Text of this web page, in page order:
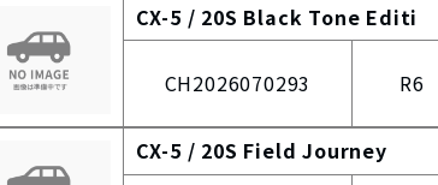
CX-5 / 20S Black Tone Editi
CH2026070293 R6
CX-5 / 20S Field Journey